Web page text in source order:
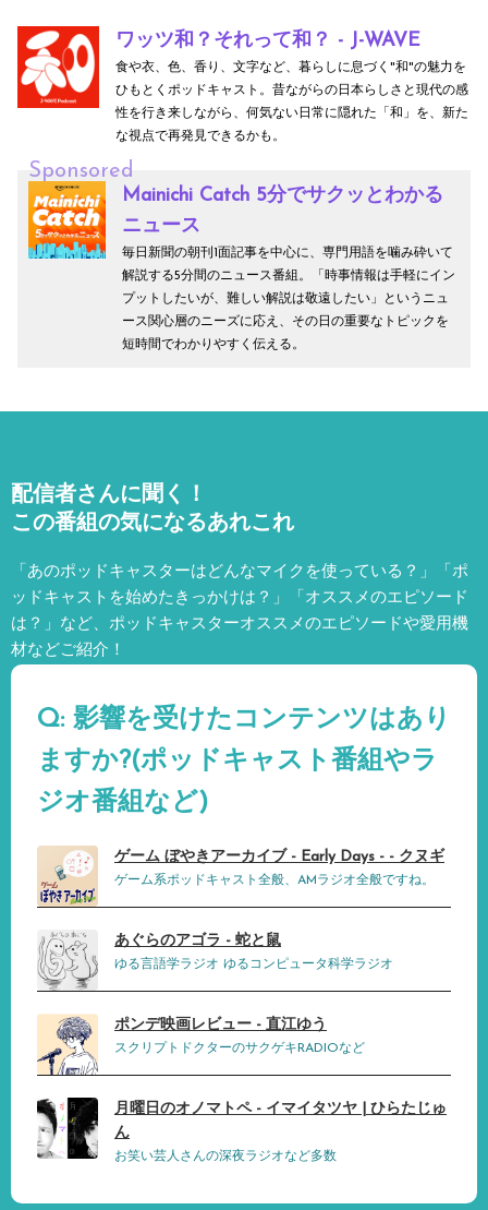
ワッツ和？それって和？ - J-WAVE
食や衣、色、香り、文字など、暮らしに息づく"和"の魅力を
ひもとくポッドキャスト。昔ながらの日本らしさと現代の感
性を行き来しながら、何気ない日常に隠れた「和」を、新た
な視点で再発見できるかも。
Sponsored
Mainichi Catch 5分でサクッとわかる
ニュース
毎日新聞の朝刊1面記事を中心に、専門用語を噛み砕いて
解説する5分間のニュース番組。「時事情報は手軽にイン
プットしたいが、難しい解説は敬遠したい」というニュ
ース関心層のニーズに応え、その日の重要なトピックを
短時間でわかりやすく伝える。
配信者さんに聞く！
この番組の気になるあれこれ
「あのポッドキャスターはどんなマイクを使っている？」「ポ
ッドキャストを始めたきっかけは？」「オススメのエピソード
は？」など、 ポッドキャスターオススメのエピソードや愛用機
材などご紹介！
Q: 影響を受けたコンテンツはあり
ますか?(ポッドキャスト番組やラ
ジオ番組など)
ゲーム ぼやきアーカイブ - Early Days - - クヌギ
ゲーム系ポッドキャスト全般、AMラジオ全般ですね。
あぐらのアゴラ - 蛇と鼠
ゆる言語学ラジオ ゆるコンピュータ科学ラジオ
ポンデ映画レビュー - 直江ゆう
スクリプトドクターのサクゲキRADIOなど
月曜日のオノマトペ - イマイタツヤ | ひらたじゅ
ん
お笑い芸人さんの深夜ラジオなど多数